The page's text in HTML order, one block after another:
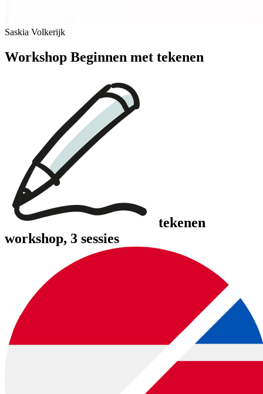
Saskia Volkerijk
Workshop Beginnen met tekenen
tekenen
workshop, 3 sessies